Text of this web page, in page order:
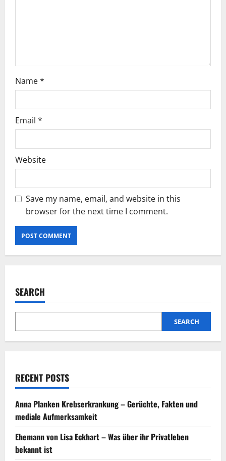
n
Name*
Email *
Website
Save my name, email, and website in this
browser for the next time I comment.
SEARCH
SEARCH
RECENT POSTS
Anna Planken Krebserkrankung – Gerüchte, Fakten und
mediale Aufmerksamkeit
Ehemann von Lisa Eckhart – Was über ihr Privatleben
bekannt ist